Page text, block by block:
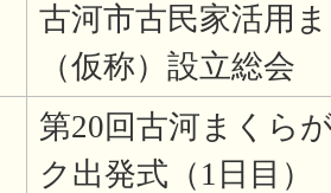
古河市古民家活用
（仮称）設立総会
第20回古河まくら
ク出発式（1日目）